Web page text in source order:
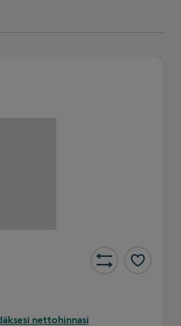
nettohinnasi